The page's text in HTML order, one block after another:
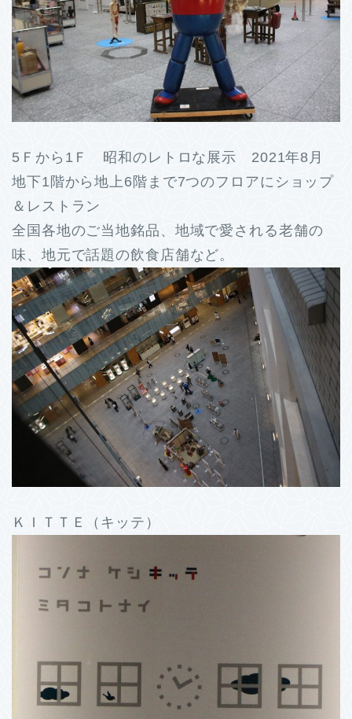
5Ｆから1Ｆ 昭和のレトロな展示 2021年8月
地下1階から地上6階まで7つのフロアにショップ
＆レストラン
全国各地のご当地銘品、地域で愛される老舗の
味、地元で話題の飲食店舗など。
ＫＩＴＴＥ（キッテ）